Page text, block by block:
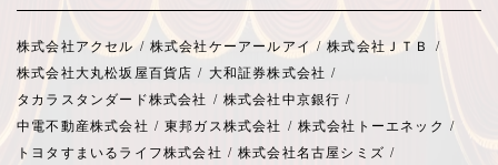
株式会社アクセル / 株式会社ケーアールアイ / 株式会社ＪＴＢ
/
株式会社大丸松坂屋百貨店 / 大和証券株式会社 /
タカラスタンダード株式会社 / 株式会社中京銀行 /
中電不動産株式会社 / 東邦ガス株式会社 / 株式会社トーエネック /
トヨタすまいるライフ株式会社 / 株式会社名古屋シミズ /